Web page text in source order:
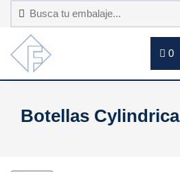
0
Botellas